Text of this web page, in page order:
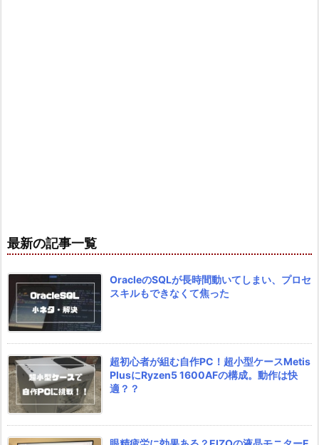
最新の記事一覧
OracleのSQLが長時間動いてしまい、プロセ
スキルもできなくて焦った
超初心者が組む自作PC！超小型ケースMetis
PlusにRyzen5 1600AFの構成。動作は快
適？？